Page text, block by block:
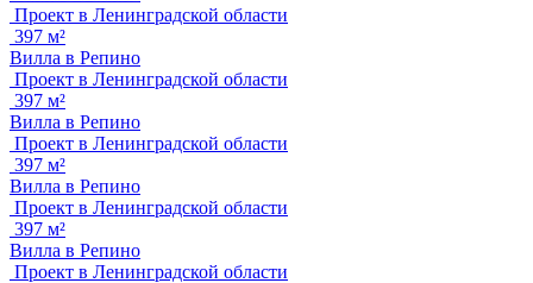
Проект в Ленинградской области
397 м²
Вилла в Репино
Проект в Ленинградской области
397 м²
Вилла в Репино
Проект в Ленинградской области
397 м²
Вилла в Репино
Проект в Ленинградской области
397 м²
Вилла в Репино
Проект в Ленинградской области